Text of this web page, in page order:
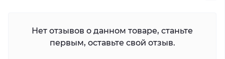
Нет отзывов о данном товаре, станьте
первым, оставьте свой отзыв.